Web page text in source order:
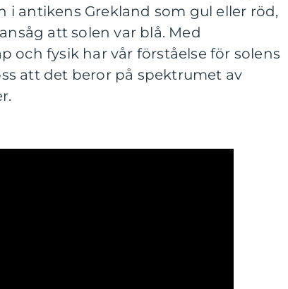
i antikens Grekland som gul eller röd,
att solen var blå. Med
och fysik har vår förståelse för solens
att det beror på spektrumet av